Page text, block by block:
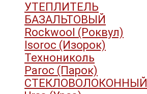
УТЕПЛИТЕЛЬ
БАЗАЛЬТОВЫЙ
Rockwool (Роквул)
Isoroc (Изорок)
Технониколь
Paroc (Парок)
СТЕКЛОВОЛОКОННЫЙ